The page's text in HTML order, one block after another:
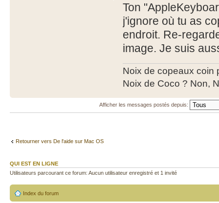
Ton
j'ignore où tu as
endroit. Re-
image. Je suis
Noix de copeaux coin
Noix de Coco ? Non,
Afficher les messages postés depuis:
Retourner vers De l'aide sur Mac OS
QUI EST EN LIGNE
Utilisateurs parcourant ce forum: Aucun utilisateur enregistré et 1 invité
Index du forum